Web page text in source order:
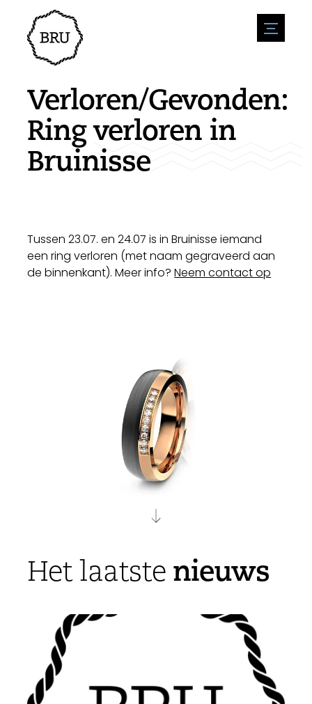
menu
Agenda
Evenement aanmelden
Overnachting
Winkels
Natuur en water
Sport
Bezienswaardigheden
Bereikbaarheid
Parkeren
Leefomgeving
Ondernemen
Vacatures
Verloren/Gevonden:
Ring verloren in
Bruinisse
Tussen 23.07. en 24.07 is in Bruinisse iemand
een ring verloren (met naam gegraveerd aan
de binnenkant). Meer info?Neem contact op
Het laatste nieuws